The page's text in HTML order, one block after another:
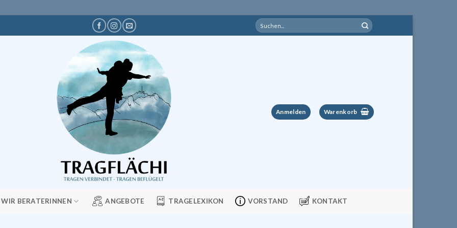
Suchen
nach:
Anmelden Warenkorb
WIR BERATERINNEN ANGEBOTE TRAGELEXIKON VORSTAND KONTAKT